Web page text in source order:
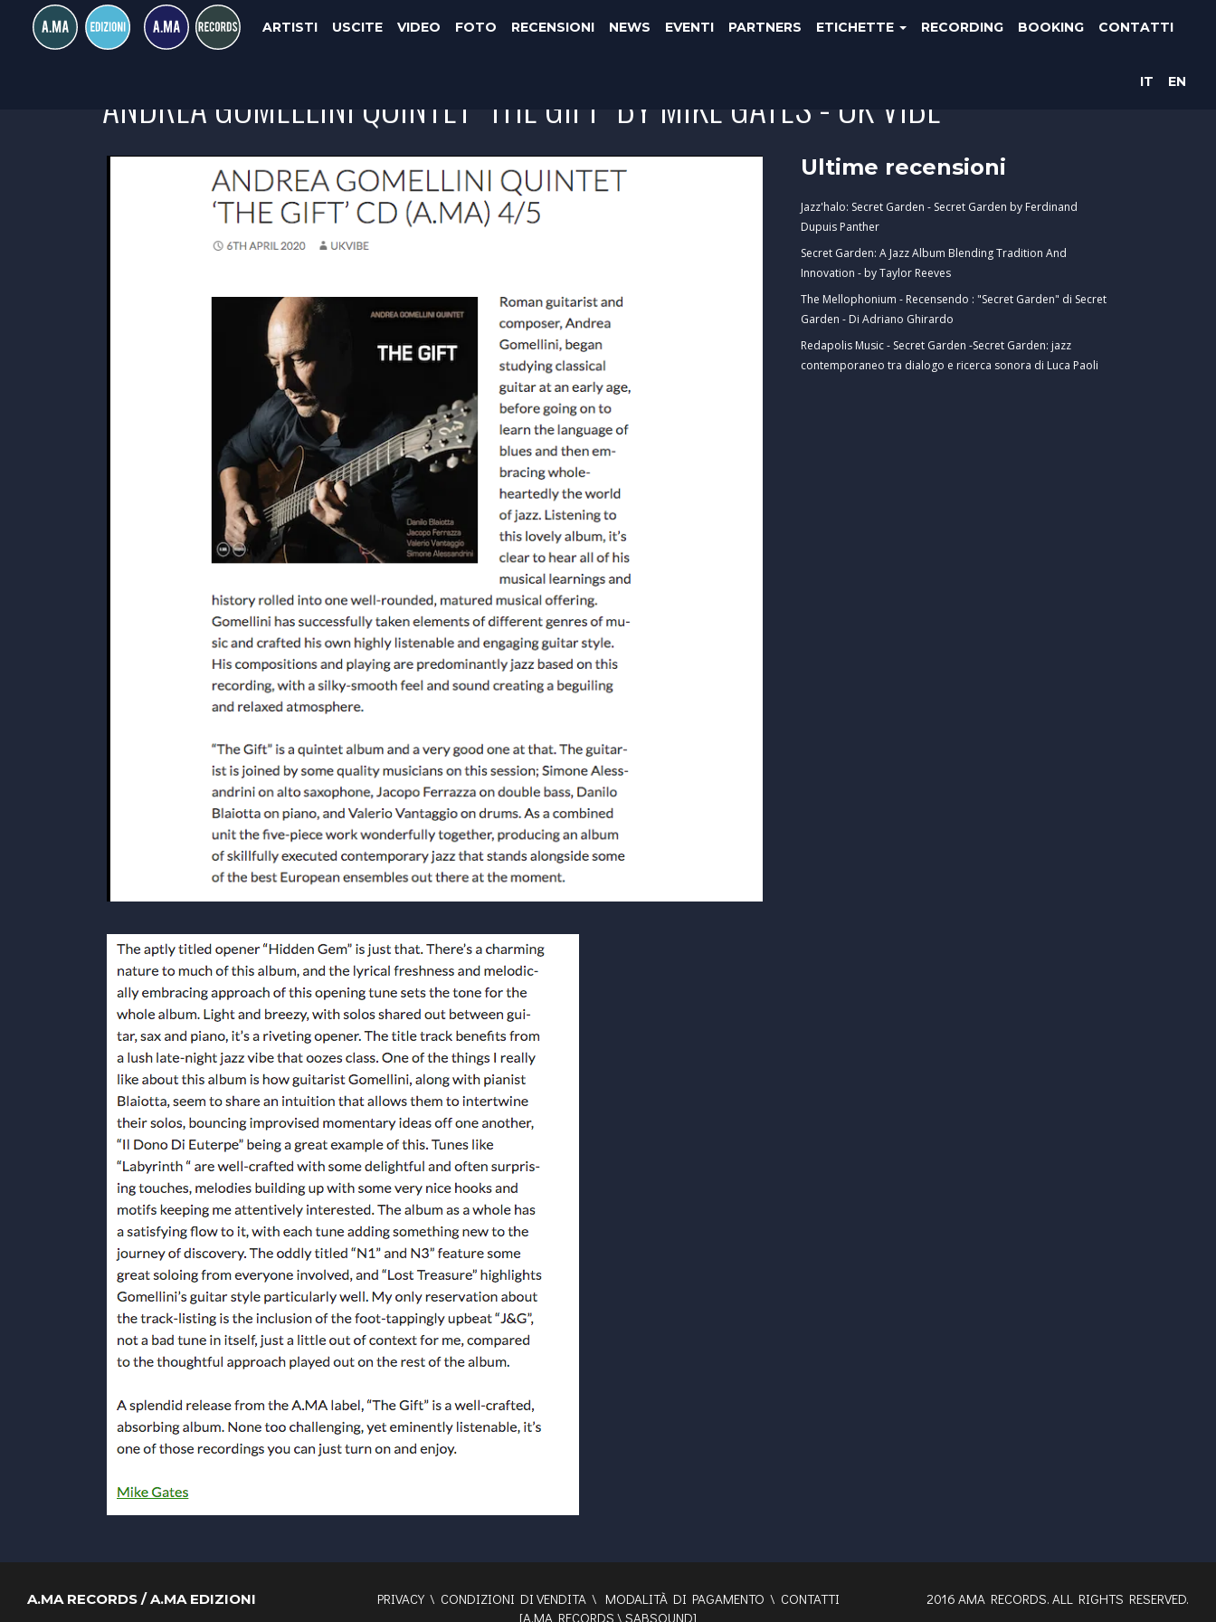
ARTISTI USCITE VIDEO FOTO RECENSIONI NEWS EVENTI PARTNERS ETICHETTE RECORDING BOOKING CONTATTI
IT EN
ANDREA GOMELLINI QUINTET "THE GIFT" BY MIKE GATES - UK VIBE
Ultime recensioni
Jazz'halo: Secret Garden - Secret Garden by Ferdinand
Dupuis Panther
Secret Garden: A Jazz Album Blending Tradition And
Innovation - by Taylor Reeves
The Mellophonium - Recensendo : "Secret Garden" di Secret
Garden - Di Adriano Ghirardo
Redapolis Music - Secret Garden -Secret Garden: jazz
contemporaneo tra dialogo e ricerca sonora di Luca Paoli
A.MA RECORDS / A.MA EDIZIONI PRIVACY\ CONDIZIONI DI VENDITA \ MODALITÀ DI PAGAMENTO \ CONTATTI
[A.MA RECORDS \ SABSOUND]
2016 AMA RECORDS. ALL RIGHTS RESERVED.